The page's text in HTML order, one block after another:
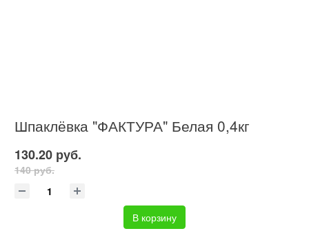
Шпаклёвка "ФАКТУРА" Белая 0,4кг
130.20 руб.
140 руб.
В корзину